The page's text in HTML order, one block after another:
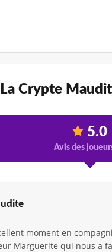
Crypte
5.0
Avis des
moment en
Marguerite qui nous a